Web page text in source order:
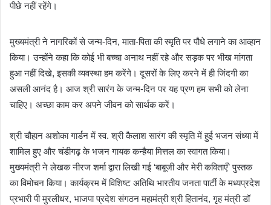
पीछे नहीं रहेंगे।
मुख्यमंत्री ने नागरिकों से जन्म-दिन, माता-पिता की स्मृति पर पौधे लगाने का आव्हान
किया। उन्होंने कहा कि कोई भी बच्चा अनाथ नहीं रहे और सड़क पर भीख मांगता
हुआ नहीं दिखे, इसकी व्यवस्था हम करेंगे। दूसरों के लिए करने में ही जिंदगी का
असली आनंद है। आज श्री सारंग के जन्म-दिन पर यह प्रण हम सभी को लेना
चाहिए। अच्छा काम कर अपने जीवन को सार्थक करें।
श्री चौहान अशोका गार्डन में स्व. श्री कैलाश सारंग की स्मृति में हुई भजन संध्या में
शामिल हुए और चंडीगढ़ के भजन गायक कन्हैया मित्तल का स्वागत किया।
मुख्यमंत्री ने लेखक नीरज शर्मा द्वारा लिखी गई ‘बाबूजी और मेरी कविताएँ’ पुस्तक
का विमोचन किया। कार्यक्रम में विशिष्ट अतिथि भारतीय जनता पार्टी के मध्यप्रदेश
प्रभारी पी मुरलीधर, भाजपा प्रदेश संगठन महामंत्री श्री हितानंद, गृह मंत्री डॉ